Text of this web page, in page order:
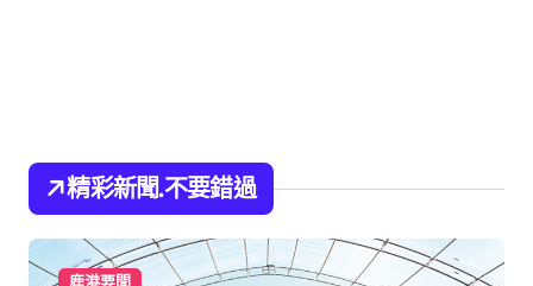
精彩新聞.不要錯過
鹿港要聞